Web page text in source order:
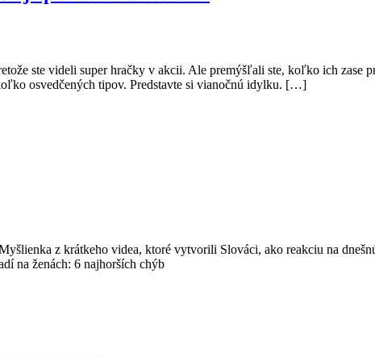
ste videli super hračky v akcii. Ale premýšľali ste, koľko ich zase
osvedčených tipov. Predstavte si vianočnú idylku. […]
z krátkeho videa, ktoré vytvorili Slováci, ako reakciu na
na ženách: 6 najhorších chýb